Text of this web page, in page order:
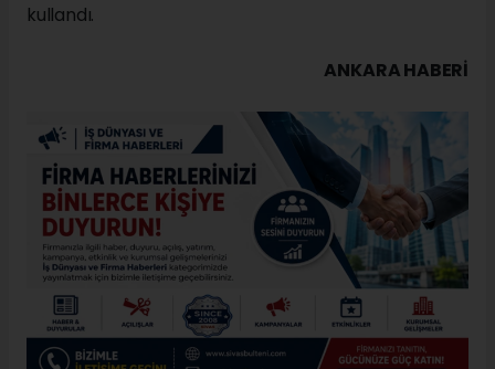
kullandı.
ANKARA HABERİ